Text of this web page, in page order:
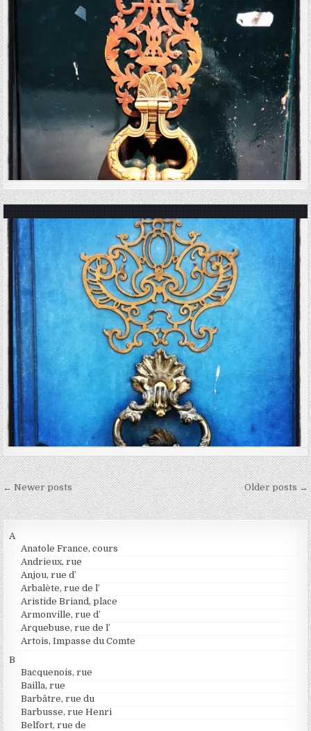
Posted in
Navigation des articles Older posts →
← Newer posts
A
Anatole France, cours
Andrieux, rue
Anjou, rue d’
Arbalète, rue de l’
Aristide Briand, place
Armonville, rue d’
Arquebuse, rue de l’
Artois, Impasse du Comte
B
Bacquenois, rue
Bailla, rue
Barbâtre, rue du
Barbusse, rue Henri
Belfort, rue de